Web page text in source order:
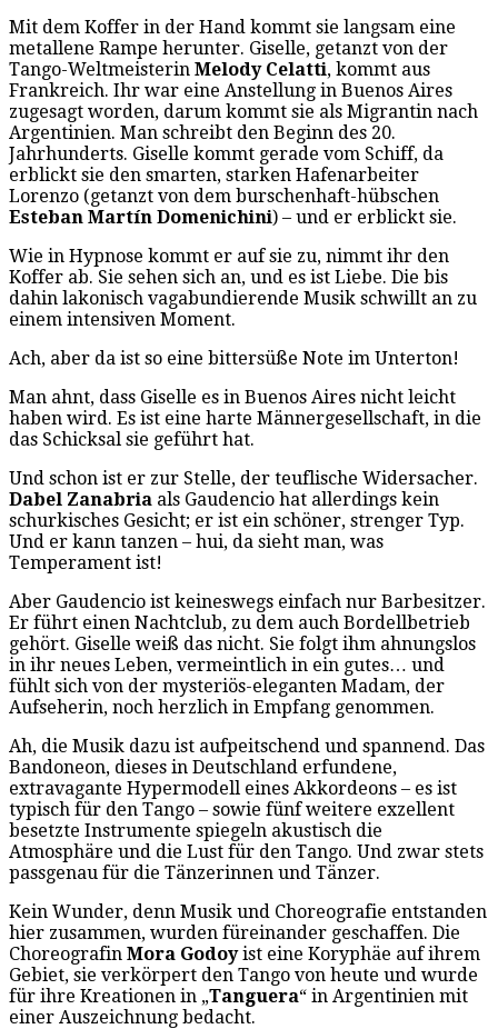
Mit dem Koffer in der Hand kommt sie langsam eine
metallene Rampe herunter. Giselle, getanzt von der
Tango-Weltmeisterin Melody Celatti, kommt aus
Frankreich. Ihr war eine Anstellung in Buenos Aires
zugesagt worden, darum kommt sie als Migrantin nach
Argentinien. Man schreibt den Beginn des 20.
Jahrhunderts. Giselle kommt gerade vom Schiff, da
erblickt sie den smarten, starken Hafenarbeiter
Lorenzo (getanzt von dem burschenhaft-hübschen
Esteban Martín Domenichini) – und er erblickt sie.
Wie in Hypnose kommt er auf sie zu, nimmt ihr den
Koffer ab. Sie sehen sich an, und es ist Liebe. Die bis
dahin lakonisch vagabundierende Musik schwillt an zu
einem intensiven Moment.
Ach, aber da ist so eine bittersüße Note im Unterton!
Man ahnt, dass Giselle es in Buenos Aires nicht leicht
haben wird. Es ist eine harte Männergesellschaft, in die
das Schicksal sie geführt hat.
Und schon ist er zur Stelle, der teuflische Widersacher.
Dabel Zanabria als Gaudencio hat allerdings kein
schurkisches Gesicht; er ist ein schöner, strenger Typ.
Und er kann tanzen – hui, da sieht man, was
Temperament ist!
Aber Gaudencio ist keineswegs einfach nur Barbesitzer.
Er führt einen Nachtclub, zu dem auch Bordellbetrieb
gehört. Giselle weiß das nicht. Sie folgt ihm ahnungslos
in ihr neues Leben, vermeintlich in ein gutes… und
fühlt sich von der mysteriös-eleganten Madam, der
Aufseherin, noch herzlich in Empfang genommen.
Ah, die Musik dazu ist aufpeitschend und spannend. Das
Bandoneon, dieses in Deutschland erfundene,
extravagante Hypermodell eines Akkordeons – es ist
typisch für den Tango – sowie fünf weitere exzellent
besetzte Instrumente spiegeln akustisch die
Atmosphäre und die Lust für den Tango. Und zwar stets
passgenau für die Tänzerinnen und Tänzer.
Kein Wunder, denn Musik und Choreografie entstanden
hier zusammen, wurden füreinander geschaffen. Die
Choreografin Mora Godoyist eine Koryphäe auf ihrem
Gebiet, sie verkörpert den Tango von heute und wurde
für ihre Kreationen in „Tanguera“ in Argentinien mit
einer Auszeichnung bedacht.